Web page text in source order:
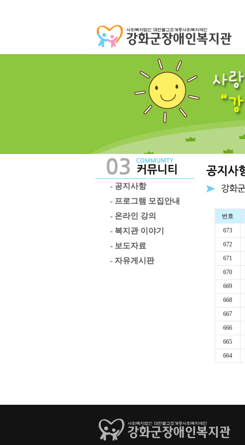
- 공지사항
- 프로그램 모집안내
- 온라인 강의
- 복지관 이야기
- 보도자료
- 자유게시판
번호
673
672
671
670
669
668
667
666
665
664